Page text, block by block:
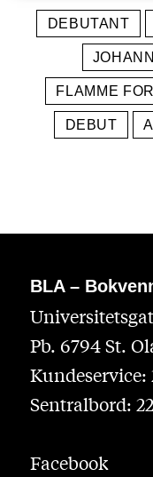
DEBUTANT
FLAMME
DEBUT
BLA –
Pb. 6794 St.
Kundeservice:
Sentralbord:
Facebook